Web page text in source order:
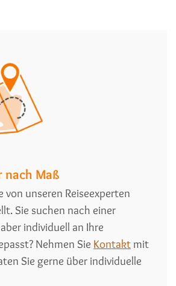
nach Maß
von unseren Reiseexperten
Sie suchen nach einer
individuell an Ihre
Nehmen Sie Kontakt mit
Sie gerne über individuelle